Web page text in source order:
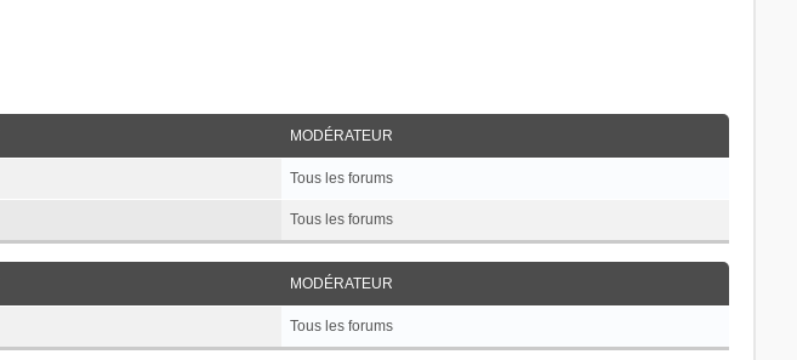
MODÉRATEUR
Tous les forums
Tous les forums
MODÉRATEUR
Tous les forums